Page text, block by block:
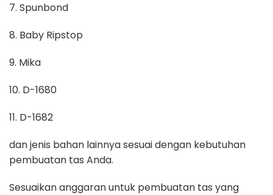
7. Spunbond
8. Baby Ripstop
9. Mika
10. D-1680
11. D-1682
dan jenis bahan lainnya sesuai dengan kebutuhan
pembuatan tas Anda.
Sesuaikan anggaran untuk pembuatan tas yang